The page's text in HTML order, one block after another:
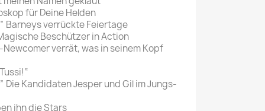
für Deine Helden
Barneys verrückte Feiertage
Beschützer in Action
verrät, was in seinem Kopf
Die Kandidaten Jesper und Gil im Jungs-
ihn die Stars